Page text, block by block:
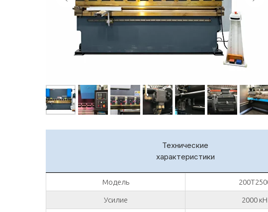
Технические
характеристики
Модель
Усилие 2000 кН